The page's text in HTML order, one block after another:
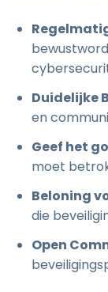
Duidelijke
en
Geef het
moet
Beloning
die
Open